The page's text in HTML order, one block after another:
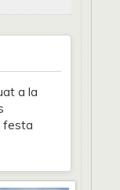
a la
festa